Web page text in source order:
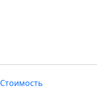
Стоимость